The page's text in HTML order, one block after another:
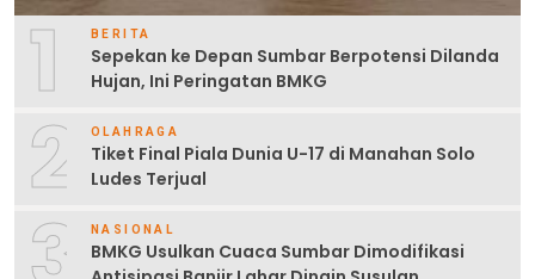
1 BERITA
Sepekan ke Depan Sumbar Berpotensi Dilanda
Hujan, Ini Peringatan BMKG
2 OLAHRAGA
Tiket Final Piala Dunia U-17 di Manahan Solo
Ludes Terjual
NASIONAL
BMKG Usulkan Cuaca Sumbar Dimodifikasi